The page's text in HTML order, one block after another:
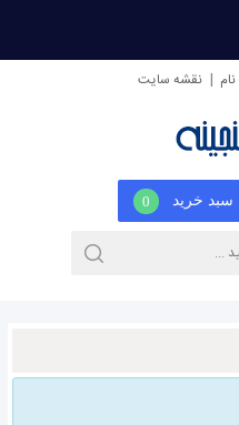
| نقشه سایت
سبد خرید 0